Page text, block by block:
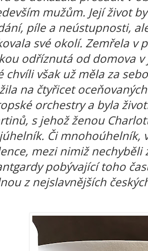
mužům. Její život
píle a neústupnosti,
své okolí. Zemřela v
odříznutá od domova
chvíli však už měla za
na čtyřicet
orchestry a byla
s jehož ženou
Či mnohoúhelník,
mezi nimiž
pobývající toho
z nejslavnějších